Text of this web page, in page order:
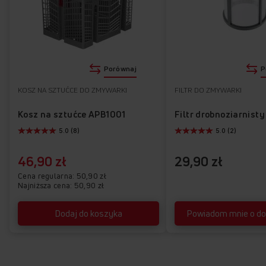
Klasa energetyczna E AntiBacteria Filter
46,90 zł
Cena regularna 50,90 zł
Najniższa cena: 50,90 zł
KOSZ NA SZTUĆCE DO ZMYWARKI
Kosz na sztućce APB1001
Dodaj do koszyka
5.0 (8)
Porównaj
29,90 zł
FILTR DO ZMYWARKI
Filtr drobnoziarnisty
Powiadom mnie o
5.0 (2)